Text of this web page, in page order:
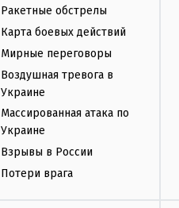
Ракетные обстрелы
Карта боевых действий
Мирные переговоры
Воздушная тревога в
Украине
Массированная атака по
Украине
Взрывы в России
Потери врага